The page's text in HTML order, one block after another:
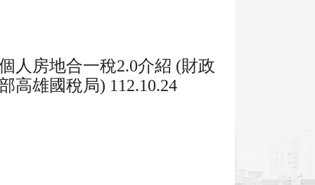
人房地合一稅2.0介紹 (財政
高雄國稅局) 112.10.24